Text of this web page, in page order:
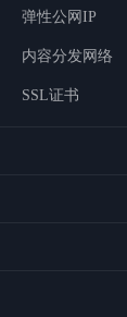
弹性公网IP
内容分发网络
SSL证书